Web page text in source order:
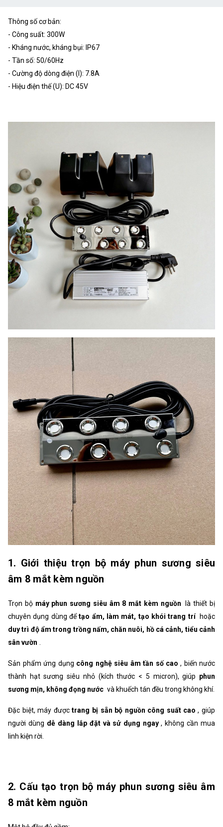
Thông số cơ bản:
- Công suất: 300W
- Kháng nước, kháng bụi: IP67
- Tần số: 50/60Hz
- Cường độ dòng điện (I): 7.8A
- Hiệu điện thế (U): DC 45V
1. Giới thiệu trọn bộ máy phun sương siêu
âm 8 mắt kèm nguồn
Trọn bộ máy phun sương siêu âm 8 mắt kèm nguồn
là thiết bị
chuyên dụng dùng đểtạo ẩm, làm mát, tạo khói trang trí
hoặc
duy trì độ ẩm trong trồng nấm, chăn nuôi, hồ cá cảnh, tiểu cảnh
sân vườn
Sản phẩm ứng dụng công nghệ siêu âm tần số cao , biến nước
thành hạt sương siêu nhỏ (kích thước < 5 micron), giúp phun
sương mịn, không đọng nước và khuếch tán đều trong không khí.
Đặc biệt, máy đượctrang bị sẵn bộ nguồn công suất cao , giúp
người dùng dễ dàng lắp đặt và sử dụng ngay , không cần mua
linh kiện rời.
2. Cấu tạo trọn bộ máy phun sương siêu âm
8 mắt kèm nguồn